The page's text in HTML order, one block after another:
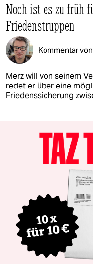
Noch ist es zu früh
Friedenstruppen
Kommentar von
Merz will von seinem
redet er über eine
Friedenssicherung